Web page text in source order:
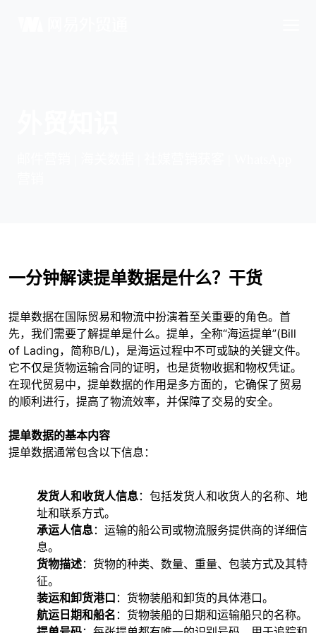
一分钟解读提单数据是什么？干货
提单数据在国际贸易和物流中扮演着至关重要的角色。首
先，我们需要了解提单是什么。提单，全称“海运提单”(Bill
of Lading，简称B/L)，是海运过程中不可或缺的关键文件。
它不仅是货物运输合同的证明，也是货物收据和物权凭证。
在现代贸易中，提单数据的作用是多方面的，它确保了贸易
的顺利进行，提高了物流效率，并保障了交易的安全。
提单数据的基本内容
提单数据通常包含以下信息：
发货人和收货人信息：包括发货人和收货人的名称、地
址和联系方式。
承运人信息：运输的船公司或物流服务提供商的详细信
息。
货物描述：货物的种类、数量、重量、包装方式及其特
征。
装运和卸货港口 ：货物装船和卸货的具体港口。
航运日期和船名 ：货物装船的日期和运输船只的名称。